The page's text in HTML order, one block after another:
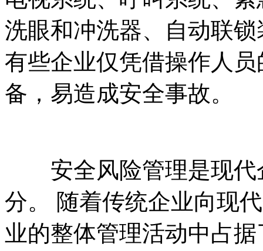
洗眼和冲洗器、自动联
有些企业仅凭借操作人
备，易造成安全事故。
安全风险管理是现代
分。 随着传统企业向现
业的整体管理活动中占